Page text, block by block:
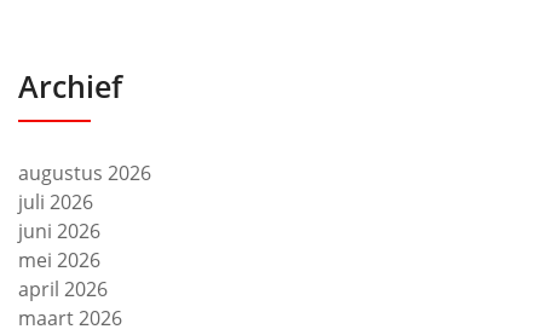
Archief
augustus 2026
juli 2026
juni 2026
mei 2026
april 2026
maart 2026